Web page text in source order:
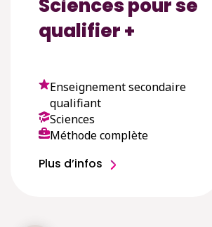
Sciences pour se
qualifier +
Enseignement secondaire
qualifiant
Sciences
Méthode complète
Plus d’infos